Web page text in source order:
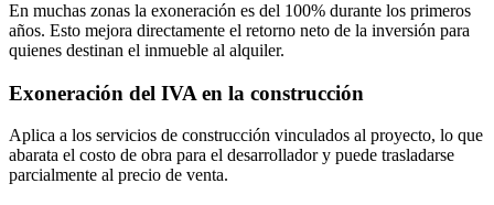
En muchas zonas la exoneración es del 100% durante los primeros
años. Esto mejora directamente el retorno neto de la inversión para
quienes destinan el inmueble al alquiler.
Exoneración del IVA en la construcción
Aplica a los servicios de construcción vinculados al proyecto, lo que
abarata el costo de obra para el desarrollador y puede trasladarse
parcialmente al precio de venta.